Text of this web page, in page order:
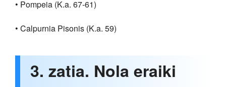
• Pompeia (K.a. 67-61)
• Calpurnia Pisonis (K.a. 59)
3. zatia. Nola eraiki